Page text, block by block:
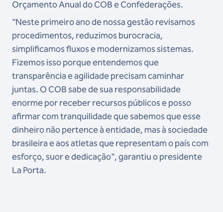
Orçamento Anual do COB e Confederações.
"Neste primeiro ano de nossa gestão revisamos
procedimentos, reduzimos burocracia,
simplificamos fluxos e modernizamos sistemas.
Fizemos isso porque entendemos que
transparência e agilidade precisam caminhar
juntas. O COB sabe de sua responsabilidade
enorme por receber recursos públicos e posso
afirmar com tranquilidade que sabemos que esse
dinheiro não pertence à entidade, mas à sociedade
brasileira e aos atletas que representam o país com
esforço, suor e dedicação", garantiu o presidente
La Porta.